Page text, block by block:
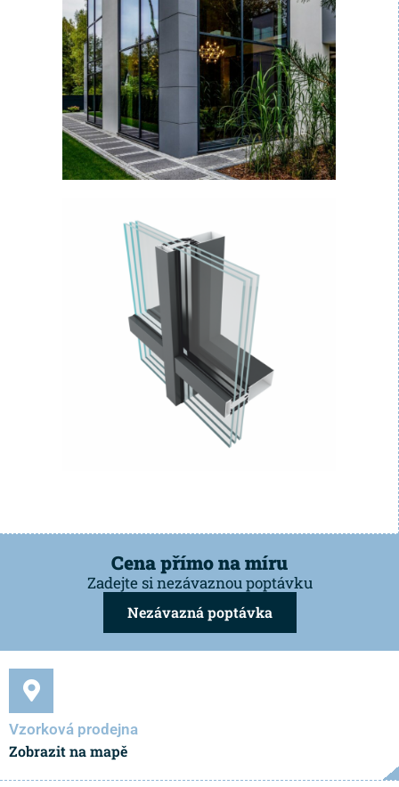
Cena přímo na míru
Zadejte si nezávaznou poptávku
Nezávazná poptávka
Vzorková prodejna
Zobrazit na mapě